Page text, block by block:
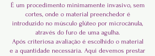
É um procedimento minimamente invasivo, sem
cortes, onde o material preenchedor é
introduzido no músculo glúteo por microcânula,
através do furo de uma agulha.
Após criteriosa avaliação é escolhido o material
e a quantidade necessária. Aqui devemos prestar